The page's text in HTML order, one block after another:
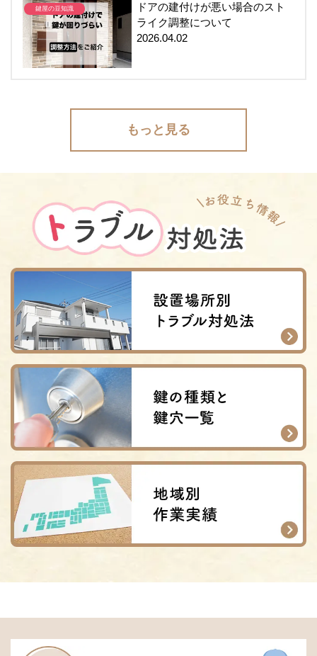
鍵屋の豆知識
ドアの建付けが悪い場合のスト
ライク調整について
2026.04.02
もっと見る